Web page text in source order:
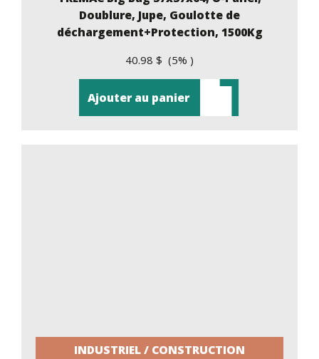
Doublure, Jupe, Goulotte de
déchargement+Protection, 1500Kg
40.98 $ (5% )
Ajouter au panier
INDUSTRIEL / CONSTRUCTION